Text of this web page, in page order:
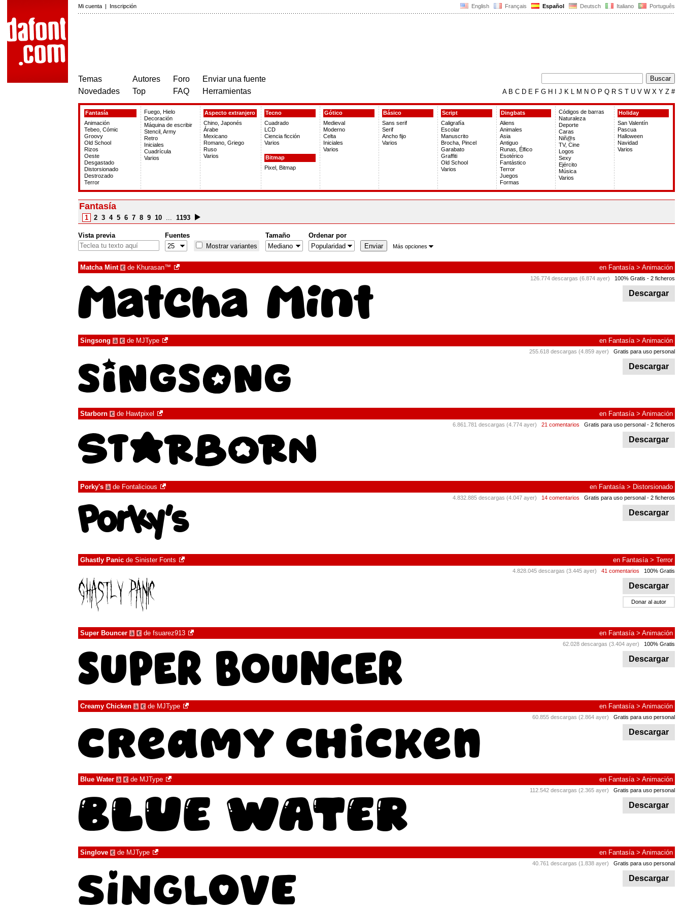
English Français Español Deutsch Italiano Português
Mi cuenta | Inscripción
Temas
Novedades
Autores
Top
Foro
FAQ
Enviar una fuente
Herramientas
AB C D E F G H J K L M N O P Q R S T U V W X Y Z #
Fantasía
Animación
Tebeo, Cómic
Groovy
Old School
Rizos
Oeste
Desgastado
Distorsionado
Destrozado
Terror
Fuego, Hielo
Decoración
Máquina de escribir
Stencil, Army
Retro
Iniciales
Cuadrícula
Varios
Aspecto extranjero
Chino, Japonés
Árabe
Mexicano
Romano, Griego
Ruso
Varios
Tecno
Cuadrado
LCD
Ciencia ficción
Varios
Bitmap
Pixel, Bitmap
Gótico
Medieval
Moderno
Celta
Iniciales
Varios
Básico
Sans serif
Serif
Ancho fijo
Varios
Script
Caligrafía
Escolar
Manuscrito
Brocha, Pincel
Garabato
Graffiti
Old School
Varios
Dingbats
Aliens
Animales
Asia
Antiguo
Runas, Élfico
Esotérico
Fantástico
Terror
Juegos
Formas
Códigos de barras
Naturaleza
Deporte
Caras
Niñ@s
TV, Cine
Logos
Sexy
Ejército
Música
Varios
Holiday
San Valentín
Pascua
Halloween
Navidad
Varios
Fantasía
1 2 3 4 5 6 7 8 9 10 ... 1193
Vista previa
Fuentes
Mostrar variantes
Tamaño Ordenar por
Más opciones
Matcha Mint € de Khurasan™ en Fantasía> Animación
126.774 descargas (6.874 ayer) 100% Gratis - 2 ficheros
Descargar
Singsong à € de MJType en Fantasía> Animación
255.618 descargas (4.859 ayer) Gratis para uso personal
Descargar
Starborn € de Hawtpixel en Fantasía> Animación
6.861.781 descargas (4.774 ayer) 21 comentarios Gratis para uso personal - 2 ficheros
Descargar
Porky's à de Fontalicious en Fantasía> Distorsionado
4.832.885 descargas (4.047 ayer) 14 comentarios Gratis para uso personal - 2 ficheros
Descargar
Ghastly Panic de Sinister Fonts en Fantasía> Terror
4.828.045 descargas (3.445 ayer) 41 comentarios 100% Gratis
Descargar
Donar al autor
Super Bouncer à € de fsuarez913 en Fantasía> Animación
62.028 descargas (3.404 ayer) 100% Gratis
Descargar
Creamy Chicken à € de MJType en Fantasía> Animación
60.855 descargas (2.864 ayer) Gratis para uso personal
Descargar
Blue Water à € de MJType en Fantasía> Animación
112.542 descargas (2.365 ayer) Gratis para uso personal
Descargar
Singlove € de MJType en Fantasía> Animación
40.761 descargas (1.838 ayer) Gratis para uso personal
Descargar